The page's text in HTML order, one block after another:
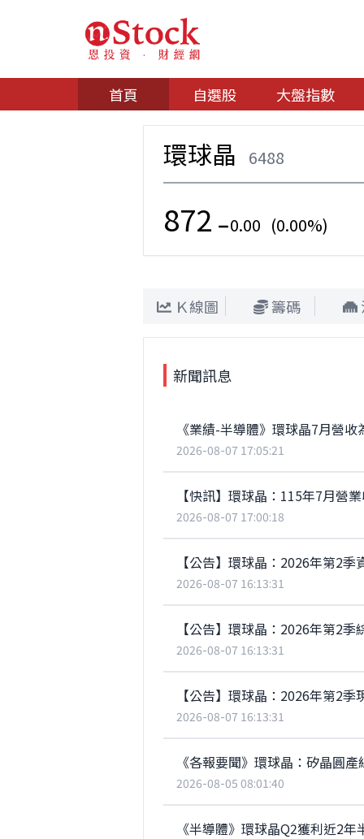
首頁 自選股 大盤指數
環球晶 6488
872 0.00 (0.00%)
Ｋ線圖 籌碼
新聞訊息
《業績-半導體》環球晶7月營
2026-08-07 17:05:21
【快訊】環球晶：115年7月營
2026-08-07 17:00:18
【公告】環球晶：2026年第2季
2026-08-07 16:13:31
【公告】環球晶：2026年第2
2026-08-07 16:13:31
【公告】環球晶：2026年第2季
2026-08-07 16:13:31
《各報要聞》環球晶：矽晶圓
2026-08-05 08:01:40
《半導體》環球晶Q2獲利近2